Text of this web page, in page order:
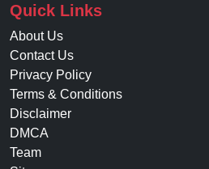
Quick Links
About Us
Contact Us
Privacy Policy
Terms & Conditions
Disclaimer
DMCA
Team